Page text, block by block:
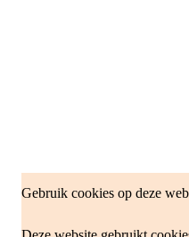
Gebruik cookies op deze